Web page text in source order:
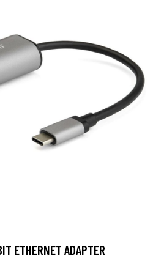
ETHERNET ADAPTER